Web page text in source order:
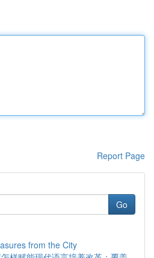
Report Page
Go
from the City